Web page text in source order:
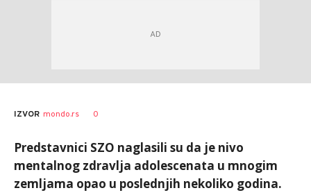
AUTOR Tanjug
IZVOR mondo.rs 0
Predstavnici SZO naglasili su da je nivo
mentalnog zdravlja adolescenata u mnogim
zemljama opao u poslednjih nekoliko godina.